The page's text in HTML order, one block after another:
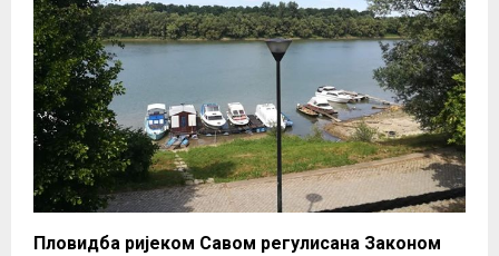
Пловидба ријеком Савом регулисана Законом